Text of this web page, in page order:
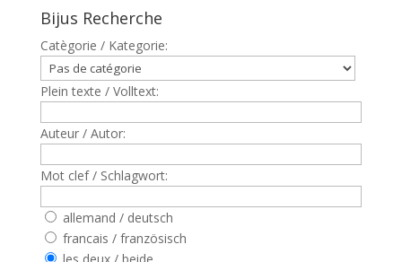
Bijus Recherche
Catègorie / Kategorie:
Plein texte / Volltext:
Auteur / Autor:
Mot clef / Schlagwort:
allemand / deutsch
francais / französisch